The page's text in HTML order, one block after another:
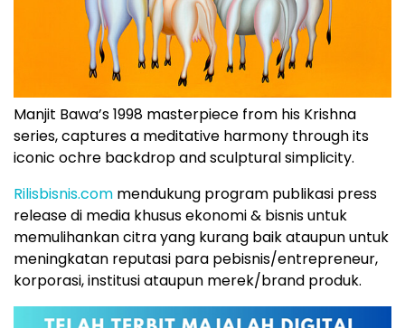
Manjit Bawa’s 1998 masterpiece from his Krishna
series, captures a meditative harmony through its
iconic ochre backdrop and sculptural simplicity.
Rilisbisnis.com mendukung program publikasi press
release di media khusus ekonomi & bisnis untuk
memulihankan citra yang kurang baik ataupun untuk
meningkatan reputasi para pebisnis/entrepreneur,
korporasi, institusi ataupun merek/brand produk.